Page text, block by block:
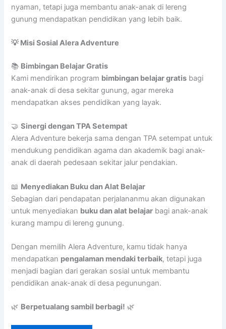
nyaman, tetapi juga membantu anak-anak di lereng
gunung mendapatkan pendidikan yang lebih baik.
💡 Misi Sosial Alera Adventure
📚 Bimbingan Belajar Gratis
Kami mendirikan program bimbingan belajar gratis bagi
anak-anak di desa sekitar gunung, agar mereka
mendapatkan akses pendidikan yang layak.
🤝Sinergi dengan TPA Setempat
Alera Adventure bekerja sama dengan TPA setempat untuk
mendukung pendidikan agama dan akademik bagi anak-
anak di daerah pedesaan sekitar jalur pendakian.
📖 Menyediakan Buku dan Alat Belajar
Sebagian dari pendapatan perjalananmu akan digunakan
untuk menyediakan buku dan alat belajar bagi anak-anak
kurang mampu di lereng gunung.
Dengan memilih Alera Adventure, kamu tidak hanya
mendapatkan pengalaman mendaki terbaik, tetapi juga
menjadi bagian dari gerakan sosial untuk membantu
pendidikan anak-anak di desa pegunungan.
🌿 Berpetualang sambil berbagi! 🌿